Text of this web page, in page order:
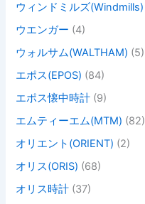
ウィンドミルズ(Windmills)
ウエンガー (4)
ウォルサム(WALTHAM) (5)
エポス(EPOS) (84)
エポス懐中時計 (9)
エムティーエム(MTM) (82)
オリエント(ORIENT) (2)
オリス(ORIS) (68)
オリス時計 (37)